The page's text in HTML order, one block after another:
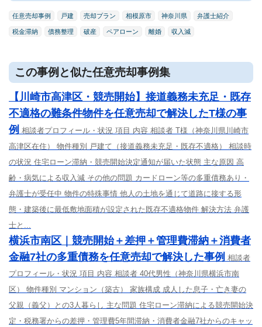
任意売却事例 戸建 売却プラン 相模原市 神奈川県 弁護士紹介
税金滞納 債務整理 破産 ペアローン 離婚 収入減
この事例と似た任意売却事例集
【川崎市高津区・競売開始】接道義務未充足・既存
不適格の難条件物件を任意売却で解決したT様の事
例 相談者プロフィール・状況 項目 内容 相談者 T様（神奈川県川崎市
高津区在住） 物件種別 戸建て（接道義務未充足・既存不適格） 相談時
の状況 住宅ローン滞納・競売開始決定通知が届いた状態 主な原因 高
齢・病気による収入減 その他の問題 カードローン等の多重債務あり・
弁護士が受任中 物件の特殊事情 他人の土地を通じて道路に接する形
態・建築後に最低敷地面積が設定された既存不適格物件 解決方法 弁護
士と...
横浜市南区｜競売開始＋差押＋管理費滞納＋消費者
金融7社の多重債務を任意売却で解決した事例 相談者
プロフィール・状況 項目 内容 相談者 40代男性（神奈川県横浜市南
区） 物件種別 マンション（築古） 家族構成 成人した息子・亡き妻の
父親（義父）との3人暮らし 主な問題 住宅ローン滞納による競売開始決
定・税務署からの差押・管理費5年間滞納・消費者金融7社からのキャッ